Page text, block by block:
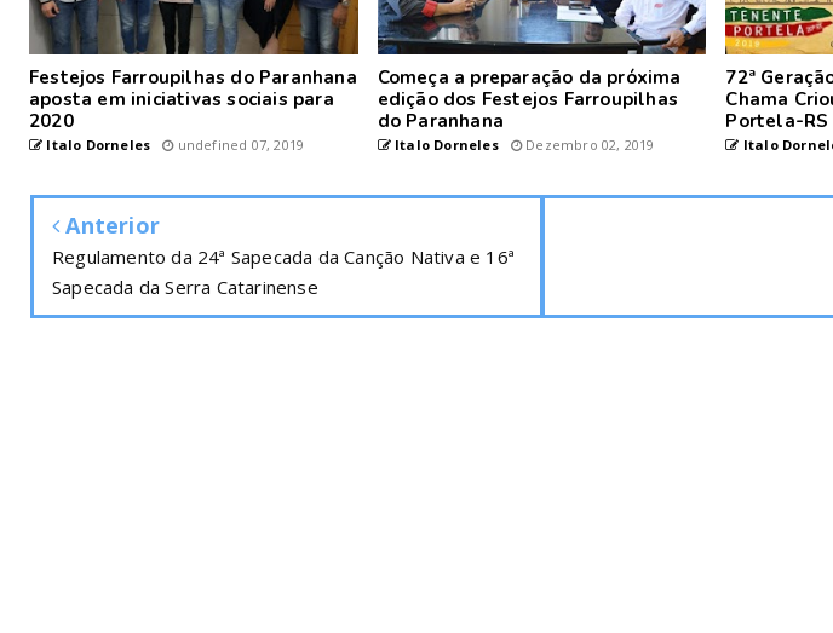
Festejos Farroupilhas do Paranhana
aposta em iniciativas sociais para
2020
Italo Dorneles undefined 07, 2019
Começa a preparação da próxima
edição dos Festejos Farroupilhas
do Paranhana
Italo Dorneles Dezembro 02, 2019
72ª
Chama
Portela-RS
Italo
Anterior
Regulamento da 24ª Sapecada da Canção Nativa e 16ª
Sapecada da Serra Catarinense